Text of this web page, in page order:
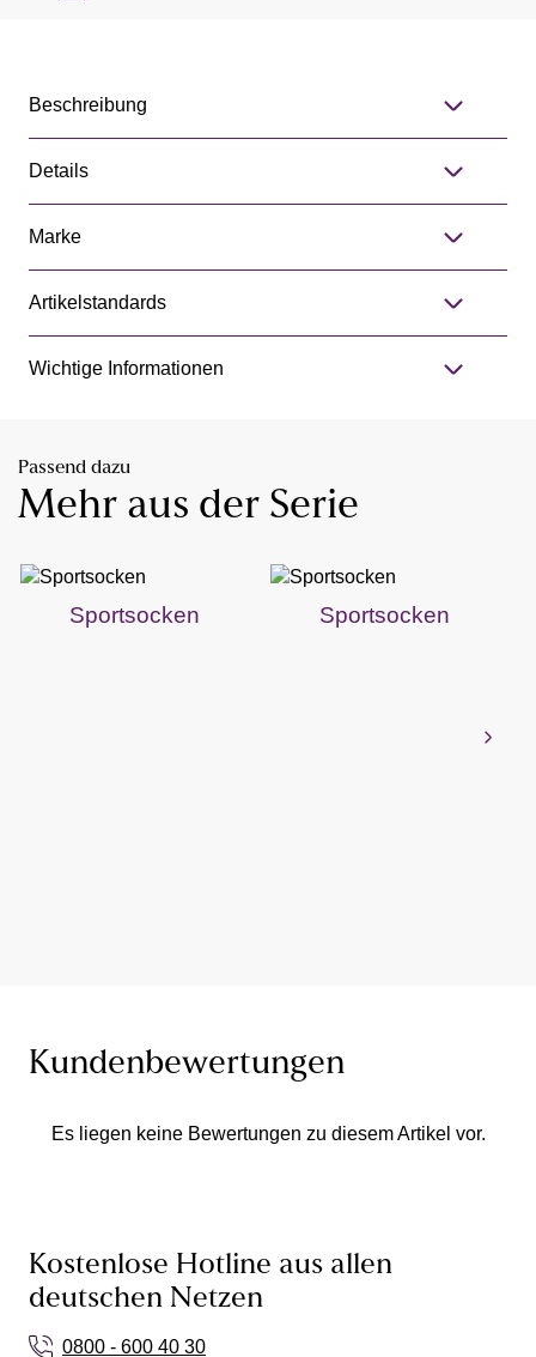
Beschreibung
Details
Marke
Artikelstandards
Wichtige Informationen
Passend dazu
Mehr aus der Serie
Sportsocken Sportsocken
Kundenbewertungen
Es liegen keine Bewertungen zu diesem Artikel vor.
Kostenlose Hotline aus allen
deutschen Netzen
0800 - 600 40 30